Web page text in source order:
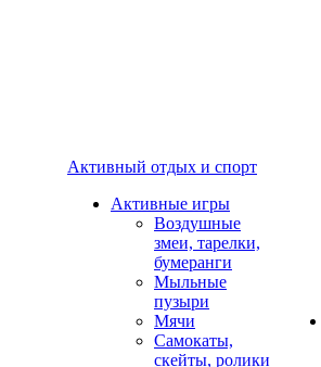
Активный отдых и спорт
Активные игры
Воздушные
змеи, тарелки,
бумеранги
Мыльные
пузыри
Мячи
Самокаты,
скейты, ролики